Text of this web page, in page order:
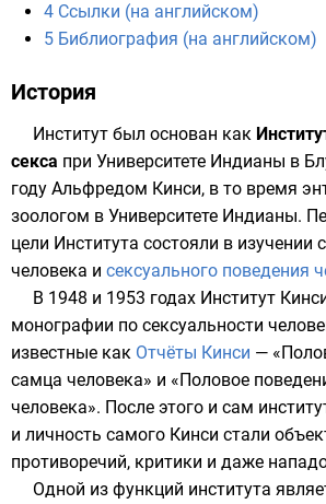
4 Ссылки (на английском)
5 Библиография (на английском)
История
Институт был основан как
секса при Университете Индианы в
году Альфредом Кинси, в то время
зоологом в Университете Индианы.
цели Института состояли в изучении
человека и сексуального поведения
В 1948 и 1953 годах Институт
монографии по сексуальности
известные как Отчёты Кинси —
самца человека» и «Половое
человека». После этого и сам
и личность самого Кинси стали
противоречий, критики и даже
Одной из функций института